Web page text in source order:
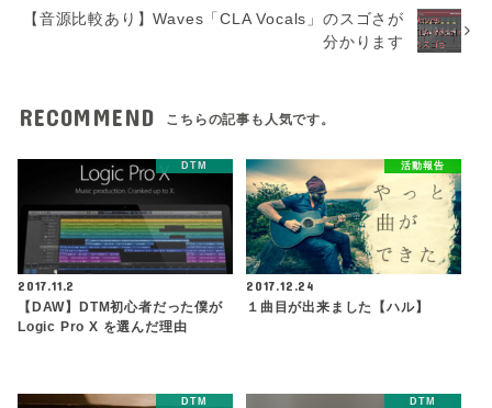
【音源比較あり】Waves「CLA Vocals」のスゴさが
分かります
RECOMMEND こちらの記事も人気です。
DTM
2017.11.2
【DAW】DTM初心者だった僕が
Logic Pro X を選んだ理由
活動報告
2017.12.24
１曲目が出来ました【ハル】
DTM DTM